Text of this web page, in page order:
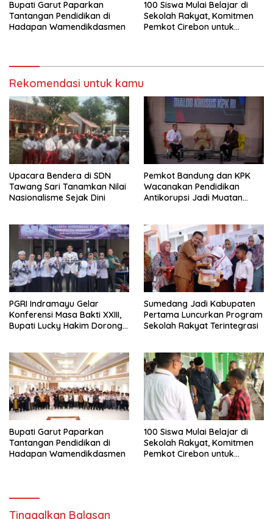
Bupati Garut Paparkan
Tantangan Pendidikan di
Hadapan Wamendikdasmen
100 Siswa Mulai Belajar di
Sekolah Rakyat, Komitmen
Pemkot Cirebon untuk
Rekomendasi untuk kamu
Upacara Bendera di SDN
Tawang Sari Tanamkan Nilai
Nasionalisme Sejak Dini
Pemkot Bandung dan KPK
Wacanakan Pendidikan
Antikorupsi Jadi Muatan
PGRI Indramayu Gelar
Konferensi Masa Bakti XXIII,
Bupati Lucky Hakim Dorong
Sumedang Jadi Kabupaten
Pertama Luncurkan Program
Sekolah Rakyat Terintegrasi
Bupati Garut Paparkan
Tantangan Pendidikan di
Hadapan Wamendikdasmen
100 Siswa Mulai Belajar di
Sekolah Rakyat, Komitmen
Pemkot Cirebon untuk
Tinggalkan Balasan